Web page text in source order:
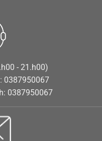
- 21.h00)
0387950067
0387950067